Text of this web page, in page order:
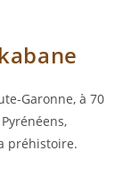
Garonne, à 70
préhistoire.